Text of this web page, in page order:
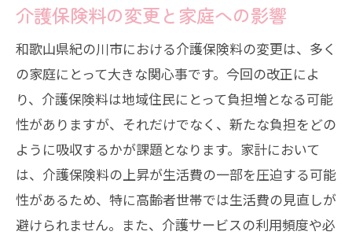
介護保険料の変更と家庭への影響
和歌山県紀の川市における介護保険料の変更は、多く
の家庭にとって大きな関心事です。今回の改正によ
り、介護保険料は地域住民にとって負担増となる可能
性がありますが、それだけでなく、新たな負担をどの
ように吸収するかが課題となります。家計において
は、介護保険料の上昇が生活費の一部を圧迫する可能
性があるため、特に高齢者世帯では生活費の見直しが
避けられません。また、介護サービスの利用頻度や必